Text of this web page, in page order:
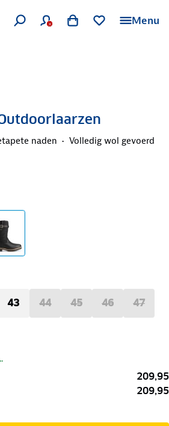
Menu
naden Volledig wol gevoerd
43 44 45 46 47
209,95
209,95